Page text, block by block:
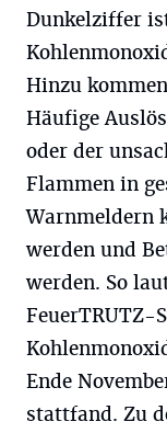
Dunkelziffer
Hinzu
Häufige
oder der
Flammen in
Warnmeldern
werden und
werden. So
FeuerTRUTZ-
Ende
stattfand. Zu